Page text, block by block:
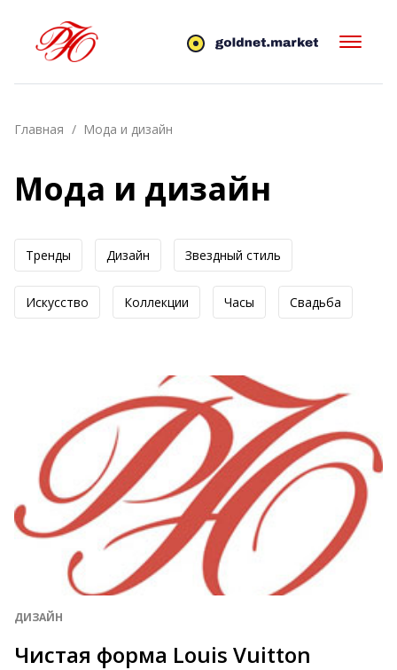
Главная Мода и дизайн
Мода и дизайн
Тренды Дизайн Звездный стиль
Искусство Коллекции Часы Свадьба
ДИЗАЙН
Чистая форма Louis Vuitton